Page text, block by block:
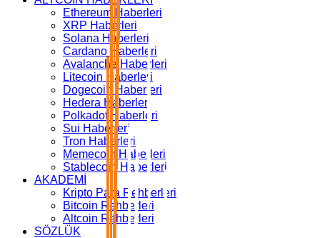
Ethereum Haberleri
XRP Haberleri
Solana Haberleri
Cardano Haberleri
Avalanche Haberleri
Litecoin Haberleri
Dogecoin Haberleri
Hedera Haberleri
Polkadot Haberleri
Sui Haberleri
Tron Haberleri
Memecoin Haberleri
Stablecoin Haberleri
AKADEMİ
Kripto Para Rehberleri
Bitcoin Rehberleri
Altcoin Rehberleri
SÖZLÜK